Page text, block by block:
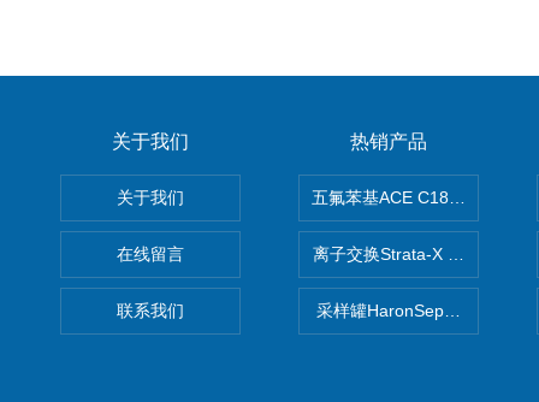
关于我们
关于我们
在线留言
联系我们
热销产品
五氟苯基ACE C18-PFP色谱柱
离子交换Strata-X SPE聚合物
采样罐HaronSep国产苏玛罐